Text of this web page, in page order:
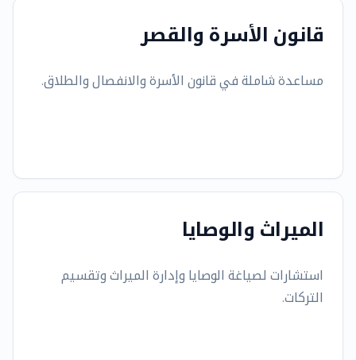
قانون الأسرة والقصر
مساعدة شاملة في قانون الأسرة والانفصال والطلاق.
الميراث والوصايا
استشارات لصياغة الوصايا وإدارة الميراث وتقسيم
التركات.